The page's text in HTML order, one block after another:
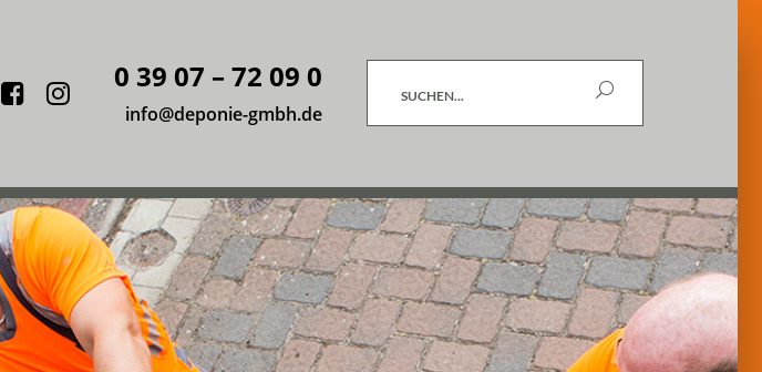
Facebook
Instagram
0 39 07 – 72 09 0
info@deponie-gmbh.de
Suchen